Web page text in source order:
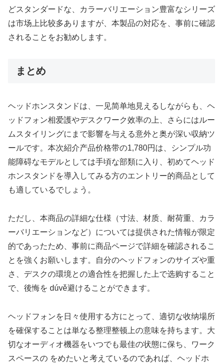
どスタンダードな、カラーバリエーション豊富なシリーズ
は市场上比较多ありますが、本製品の対応を、事前に確認
されることをお勧めします。
まとめ
ヘッドホンスタンドは、一见简单地見えるしながらも、ヘ
ッドフォン相爱護やデスクワーク效率の上、さらにはルー
ムスタイリングにまで影響を与える意外と奥が深い収納ツ
ールです。本次紹介产品价格带の1,780円は、シンプル功
能障碍なモデルとしては手頃な部類に入り、初めてヘッド
ホンスタンドを導入してみる方のエントリー的商品として
も適しているでしょう。
ただし、本商品の詳細な仕様（寸法、材质、耐荷重、カラ
ーバリエーションなど）については提供された情報が限定
的であったため、事前に商品ページで詳細を確認されるこ
とを強くお願いします。自分のヘッドフォンのサイズや重
さ、デスクの環境との適合性を把握した上で选购すること
で、後悔を dúvě避けることができます。
ヘッドフォンを日々使用する方にとって、適切な收纳場所
を確保することは単なる整理整顿上の意味を持ちます。大
切なオーディオ機器をいつでも最佳の状態に保ち、ワーク
スペースの をめたいと考えているのであれば、ヘッドホ